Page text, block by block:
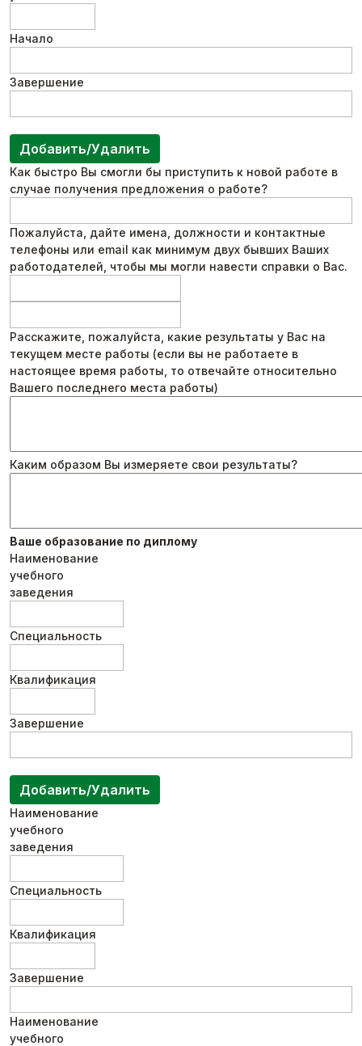
Начало
Завершение
Добавить/Удалить
Как быстро Вы смогли бы приступить к новой работе в
случае получения предложения о работе?
Пожалуйста, дайте имена, должности и контактные
телефоны или email как минимум двух бывших Ваших
работодателей, чтобы мы могли навести справки о Вас.
Расскажите, пожалуйста, какие результаты у Вас на
текущем месте работы (если вы не работаете в
настоящее время работы, то отвечайте относительно
Вашего последнего места работы)
Каким образом Вы измеряете свои результаты?
Ваше образование по диплому
Наименование
учебного
заведения
Специальность
Квалификация
Завершение
Добавить/Удалить
Наименование
учебного
заведения
Специальность
Квалификация
Завершение
Наименование
учебного